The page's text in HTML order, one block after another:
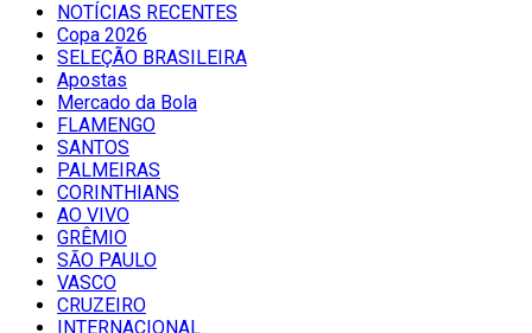
NOTÍCIAS RECENTES
Copa 2026
SELEÇÃO BRASILEIRA
Apostas
Mercado da Bola
FLAMENGO
SANTOS
PALMEIRAS
CORINTHIANS
AO VIVO
GRÊMIO
SĀO PAULO
VASCO
CRUZEIRO
INTERNACIONAL